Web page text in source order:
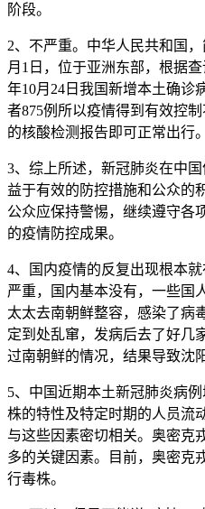
阶段。
2、不严重。中华人民共和国
月1日，位于亚洲东部，根据
年10月24日我国新增本土确诊
者875例所以疫情得到有效控
的核酸检测报告即可正常出行。
3、综上所述，新冠肺炎在中
益于有效的防控措施和公众的
公众应保持警惕，继续遵守各
的疫情防控成果。
4、国内疫情的反复出现根本
严重，国内基本没有，一些国
太太去南朝鲜整容，感染了病
定到处乱窜，发病后去了好几
过南朝鲜的情况，结果导致沈
5、中国近期本土新冠肺炎病
株的特性及特定时期的人员流
与这些因素密切相关。奥密克
多的关键因素。目前，奥密克
行毒株。